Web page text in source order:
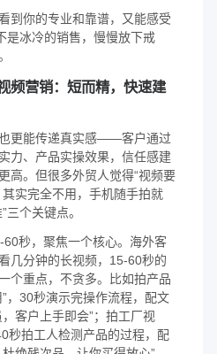
到你的专业和靠谱，又能感受
是冰冷的销售，慢慢放下戒
频营销：短而精，快速建
更能传递真实感——客户通过
力、产品实操效果，信任感建
高。但很多外贸人觉得“视频要
实完全不用，手机随手拍就
三个关键点。
60秒，聚焦一个核心。海外客
几分钟的长视频，15-60秒的
个重点，不贪多。比如拍产品
，30秒演示完操作流程，配文
客户上手即会”；拍工厂视
秒拍工人检测产品的过程，配